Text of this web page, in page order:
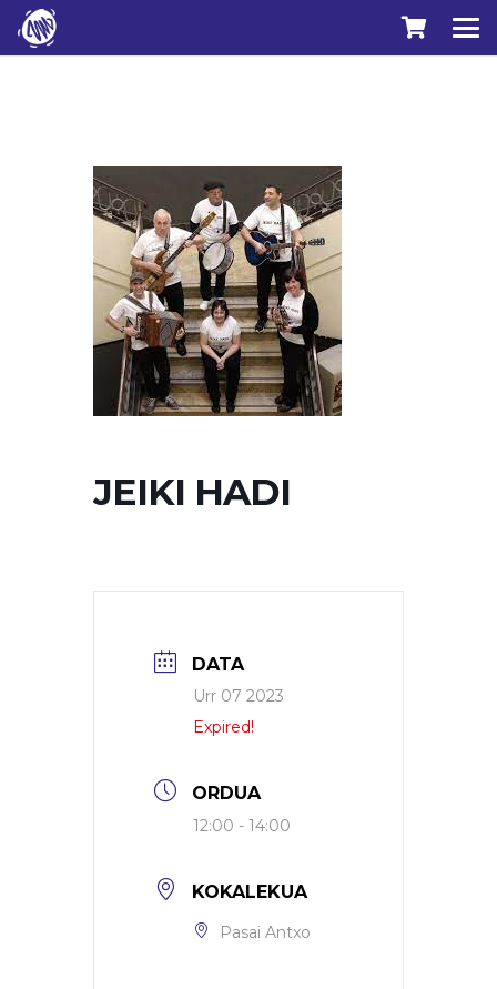
JEIKI HADI
DATA
Urr 07 2023
Expired!
ORDUA
12:00 - 14:00
KOKALEKUA
Pasai Antxo